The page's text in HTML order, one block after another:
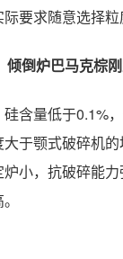
要求随意选择粒
倒炉巴马克棕刚
含量低于0.1%
于颚式破碎机的
小，抗破碎能力